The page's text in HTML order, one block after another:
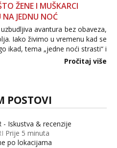
ŽENE I MUŠKARCI
NA JEDNU NOĆ
avantura bez obaveza,
Iako živimo u vremenu kad se
ikad, tema „jedne noći strasti“ i
Što zapravo misle žene, a što
Pročitaj više
POSTOVI
- Iskustva & recenzije
Prije 5 minuta
po lokacijama